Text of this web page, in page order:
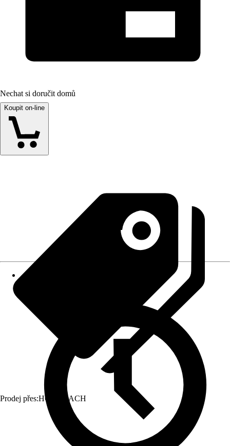
Nechat si doručit domů
Koupit on-line
Prodej přes:HORNBACH